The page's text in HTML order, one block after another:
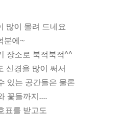
많이 몰려 드네요
분에~
장소로 북적북적^^
신경을 많이 써서
있는 공간들은 물론
꽃들까지....
표를 받고도